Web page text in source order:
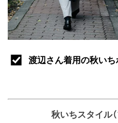
渡辺さん着用の秋い
秋いちスタイル